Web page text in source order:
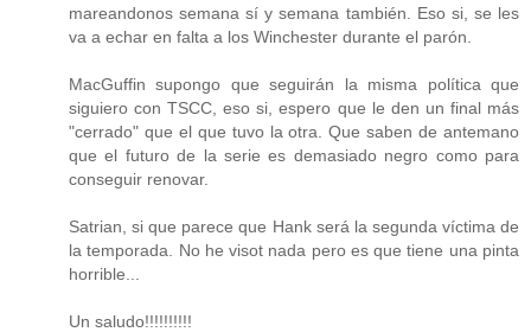
mareandonos semana sí y semana también. Eso si, se les
va a echar en falta a los Winchester durante el parón.
MacGuffin supongo que seguirán la misma política que
siguiero con TSCC, eso si, espero que le den un final más
"cerrado" que el que tuvo la otra. Que saben de antemano
que el futuro de la serie es demasiado negro como para
conseguir renovar.
Satrian, si que parece que Hank será la segunda víctima de
la temporada. No he visot nada pero es que tiene una pinta
horrible...
Un saludo!!!!!!!!!!